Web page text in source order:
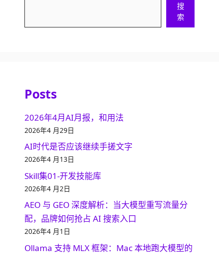
搜
索
Posts
2026年4月AI月报，和用法
2026年4 月29日
AI时代是否应该继续手搓文字
2026年4 月13日
Skill集01-开发技能库
2026年4 月2日
AEO 与 GEO 深度解析：当大模型重写流量分
配，品牌如何抢占 AI 搜索入口
2026年4 月1日
Ollama 支持 MLX 框架：Mac 本地跑大模型的